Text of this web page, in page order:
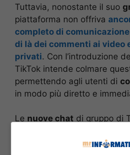
Tuttavia, nonostante il suo
piattaforma non offriva
completo di
di là dei commenti ai video
privati. Con l’introduzione
TikTok intende colmare
permettendo agli utenti di
in modo più diretto e
Le nuove chat di gruppo di